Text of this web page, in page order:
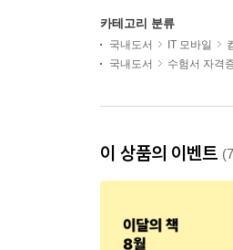
카테고리 분류
국내도서 IT 모바일
국내도서
수험서 자격
이 상품의 이벤트